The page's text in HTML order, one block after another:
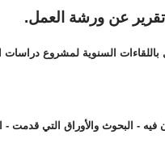
عن ورشة العمل.
- البحوث والأوراق التي قدمت -